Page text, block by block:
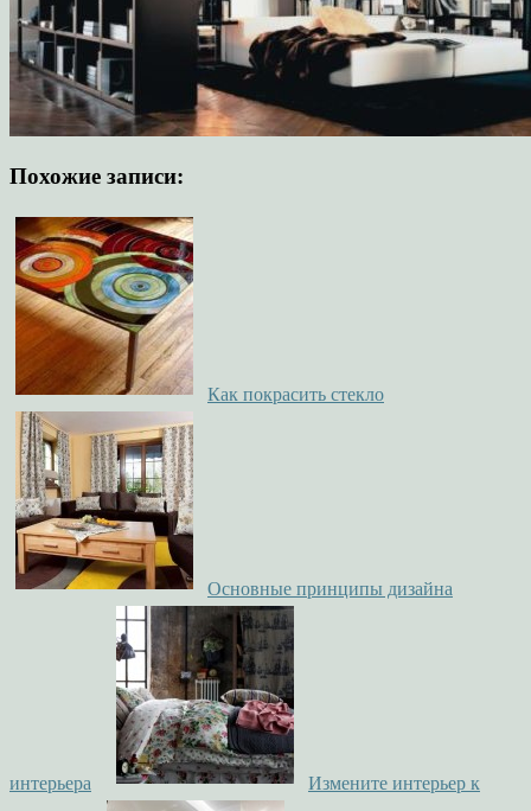
Похожие записи:
Как покрасить стекло
Основные принципы дизайна
интерьера Измените интерьер к